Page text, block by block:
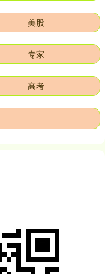
美股
专家
高考